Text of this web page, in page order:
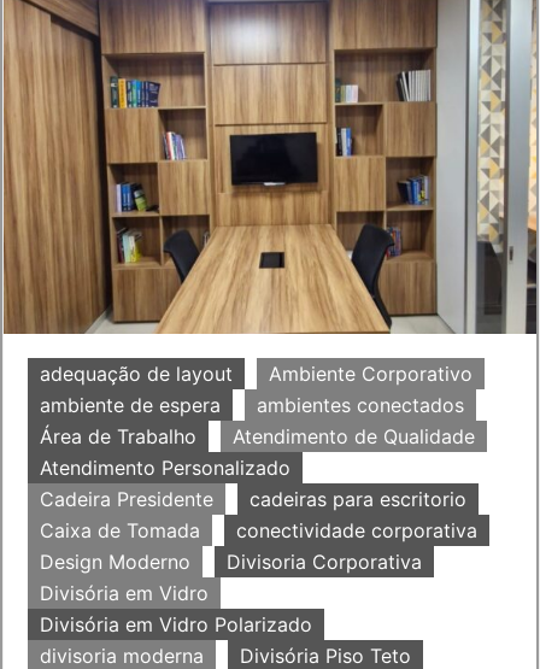
adequação de layout
Ambiente Corporativo
ambiente de espera
ambientes conectados
Área de Trabalho
Atendimento de Qualidade
Atendimento Personalizado
Cadeira Presidente
cadeiras para escritorio
Caixa de Tomada
conectividade corporativa
Design Moderno
Divisoria Corporativa
Divisória em Vidro
Divisória em Vidro Polarizado
divisoria moderna
Divisória Piso Teto